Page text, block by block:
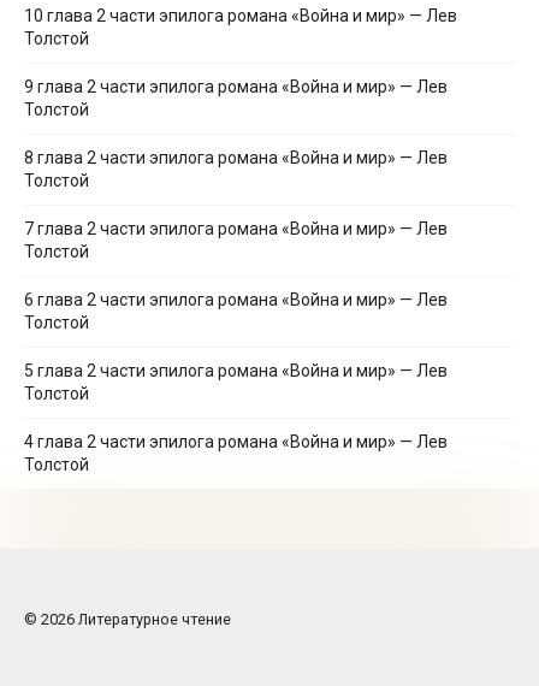
10 глава 2 части эпилога романа «Война и мир» — Лев
Толстой
9 глава 2 части эпилога романа «Война и мир» — Лев
Толстой
8 глава 2 части эпилога романа «Война и мир» — Лев
Толстой
7 глава 2 части эпилога романа «Война и мир» — Лев
Толстой
6 глава 2 части эпилога романа «Война и мир» — Лев
Толстой
5 глава 2 части эпилога романа «Война и мир» — Лев
Толстой
4 глава 2 части эпилога романа «Война и мир» — Лев
Толстой
© 2026 Литературное чтение